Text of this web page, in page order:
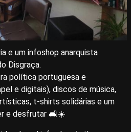
e um infoshop anarquista
Disgraça.
política portuguesa e
e digitais), discos de música,
t-shirts solidárias e um
e desfrutar 🛋☀️